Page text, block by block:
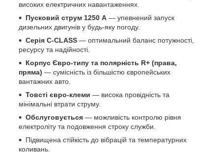
високих електричних навантаженнях.
Пусковий струм 1250 А — упевнений запуск
дизельних двигунів у будь-яку погоду.
Серія C-CLASS — оптимальний баланс потужності,
ресурсу та надійності.
Корпус Євро-типу та полярність R+ (права,
пряма) — сумісність із більшістю європейських
вантажних авто.
Товсті євро-клеми — висока провідність та
мінімальні втрати струму.
Обслуговується — можливість контролю рівня
електроліту та подовження строку служби.
Підвищена стійкість до вібрацій та температурних
коливань.